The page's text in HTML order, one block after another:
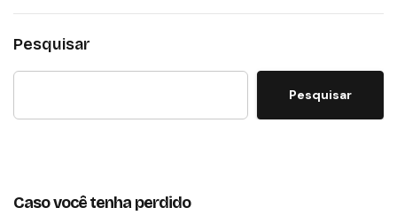
Pesquisar
Pesquisar
Caso você tenha perdido